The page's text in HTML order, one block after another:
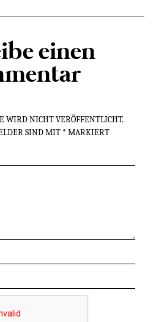
einen
WIRD NICHT VERÖFFENTLICHT.
SIND MIT * MARKIERT